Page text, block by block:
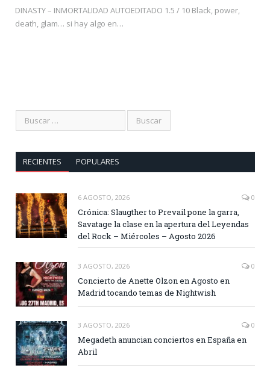
DINASTY – INMORTALIDAD AUTOEDITADO 1.5 / 10 Black, power,
death, glam… si hay algo en…
RECIENTES POPULARES
6 AGOSTO, 2026 0
Crónica: Slaugther to Prevail pone la garra,
Savatage la clase en la apertura del Leyendas
del Rock – Miércoles – Agosto 2026
3 AGOSTO, 2026 0
Concierto de Anette Olzon en Agosto en
Madrid tocando temas de Nightwish
3 AGOSTO, 2026 0
Megadeth anuncian conciertos en España en
Abril